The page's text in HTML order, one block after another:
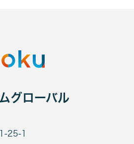
グローバル
25-1